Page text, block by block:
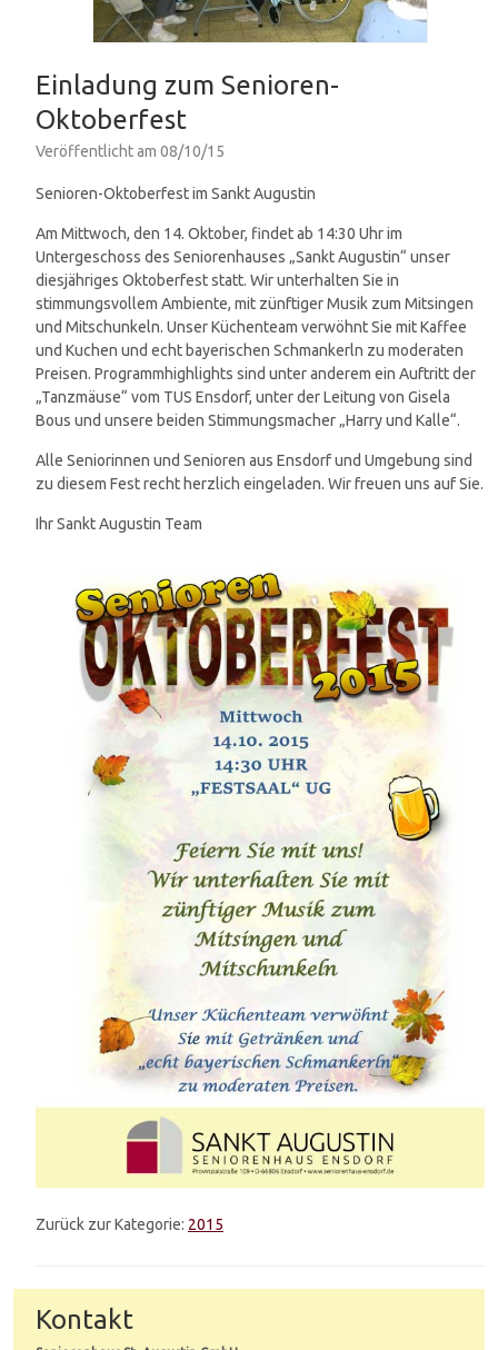
Einladung zum Senioren-
Oktoberfest
Veröffentlicht am 08/10/15
Senioren-Oktoberfest im Sankt Augustin
Am Mittwoch, den 14. Oktober, findet ab 14:30 Uhr im
Untergeschoss des Seniorenhauses „Sankt Augustin“ unser
diesjähriges Oktoberfest statt. Wir unterhalten Sie in
stimmungsvollem Ambiente, mit zünftiger Musik zum Mitsingen
und Mitschunkeln. Unser Küchenteam verwöhnt Sie mit Kaffee
und Kuchen und echt bayerischen Schmankerln zu moderaten
Preisen. Programmhighlights sind unter anderem ein Auftritt der
„Tanzmäuse“ vom TUS Ensdorf, unter der Leitung von Gisela
Bous und unsere beiden Stimmungsmacher „Harry und Kalle“.
Alle Seniorinnen und Senioren aus Ensdorf und Umgebung sind
zu diesem Fest recht herzlich eingeladen. Wir freuen uns auf Sie.
Ihr Sankt Augustin Team
Zurück zur Kategorie: 2015
Kontakt